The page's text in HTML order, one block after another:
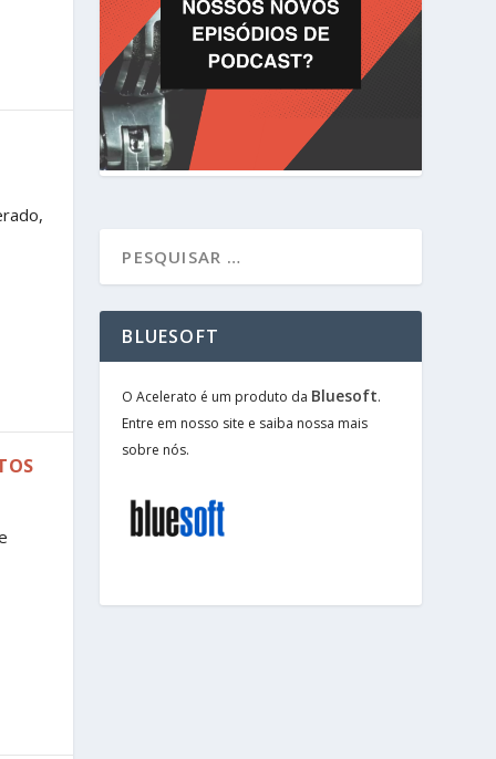
BLUESOFT
O Acelerato é um produto da Bluesoft.
Entre em nosso site e saiba nossa mais
sobre nós.